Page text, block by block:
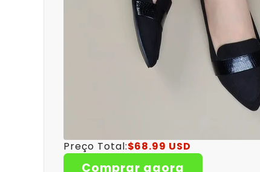
Preço Total:$68.99 USD
Comprar agora